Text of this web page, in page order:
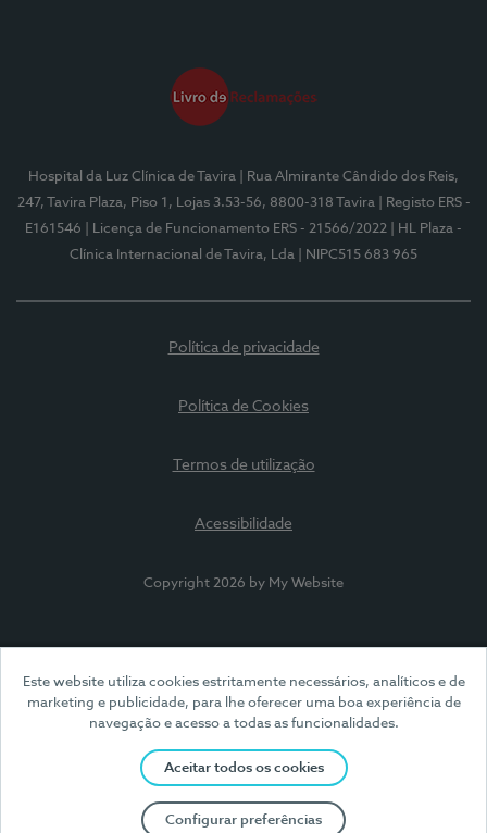
Este website utiliza cookies estritamente necessários, analíticos e de
marketing e publicidade, para lhe oferecer uma boa experiência de
navegação e acesso a todas as funcionalidades.
Aceitar todos os cookies
Configurar preferências
Hospital da Luz Clínica de Tavira
| Rua Almirante Cândido dos Reis,
247, Tavira Plaza, Piso 1, Lojas 3.53-56, 8800-318 Tavira
| Registo ERS -
E161546
| Licença de Funcionamento ERS - 21566/2022
| HL Plaza -
Clínica Internacional de Tavira, Lda
| NIPC515 683 965
Política de privacidade
Política de Cookies
Termos de utilização
Acessibilidade
Copyright 2026 by My Website